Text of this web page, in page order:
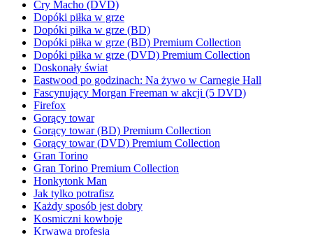
Cry Macho (DVD)
Dopóki piłka w grze
Dopóki piłka w grze (BD)
Dopóki piłka w grze (BD) Premium Collection
Dopóki piłka w grze (DVD) Premium Collection
Doskonały świat
Eastwood po godzinach: Na żywo w Carnegie Hall
Fascynujący Morgan Freeman w akcji (5 DVD)
Firefox
Gorący towar
Gorący towar (BD) Premium Collection
Gorący towar (DVD) Premium Collection
Gran Torino
Gran Torino Premium Collection
Honkytonk Man
Jak tylko potrafisz
Każdy sposób jest dobry
Kosmiczni kowboje
Krwawa profesja